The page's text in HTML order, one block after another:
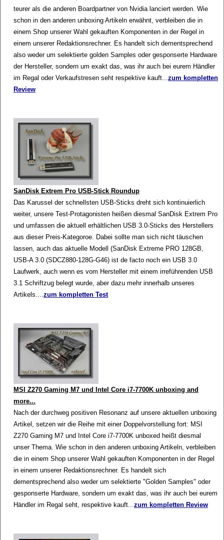
teurer als die anderen Boardpartner von Nvidia lanciert werden. Wie
schon in den anderen unboxing Artikeln erwähnt, verbleiben die in
einem Shop unserer Wahl gekauften Komponenten in der Regel in
einem unserer Redaktionsrechner. Es handelt sich dementsprechend
also weder um selektierte golden Samples oder gesponserte Hardware
der Hersteller, sondern um exakt das, was ihr auch bei eurem Händler
im Regal oder Verkaufstresen seht respektive kauft... zum kompletten
Review
SanDisk Extrem Pro USB-Stick Roundup
Das Karussel der schnellsten USB-Sticks dreht sich kontinuierlich
weiter, unsere Test-Protagonisten heißen diesmal SanDisk Extrem Pro
und umfassen die aktuell erhältlichen USB 3.0-Sticks des Herstellers
aus dieser Preis-Kategoroe. Dabei sollte man sich nicht täuschen
lassen, auch das aktuelle Modell (SanDisk Extreme PRO 128GB,
USB-A 3.0 (SDCZ880-128G-G46) ist de facto noch ein USB 3.0
Laufwerk, auch wenn es vom Hersteller mit einem irreführenden USB
3.1 Schriftzug belegt wurde, aber dazu mehr innerhalb unseres
Artikels.... zum kompletten Test
MSI Z270 Gaming M7 und Intel Core i7-7700K unboxing and
more...
Nach der durchweg positiven Resonanz auf unsere aktuellen unboxing
Artikel, setzen wir die Reihe mit einer Doppelvorstellung fort: MSI
Z270 Gaming M7 und Intel Core i7-7700K unboxed heißt diesmal
unser Thema. Wie schon in den anderen unboxing Artikeln, verbleiben
die in einem Shop unserer Wahl gekauften Komponenten in der Regel
in einem unserer Redaktionsrechner. Es handelt sich
dementsprechend also weder um selektierte "Golden Samples" oder
gesponserte Hardware, sondern um exakt das, was ihr auch bei eurem
Händler im Regal seht, respektive kauft... zum kompletten Review